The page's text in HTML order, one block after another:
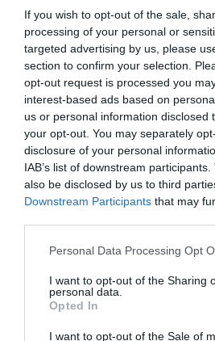
If you wish to opt-out of the sale,
processing of your personal or
targeted advertising by us, please
section to confirm your selection.
opt-out request is processed you
interest-based ads based on
us or personal information disclosed
your opt-out. You may separately
disclosure of your personal
IAB’s list of downstream
also be disclosed by us to third
Downstream Participants that may
Personal Data Processing Opt
I want to opt-out of the Sharing
personal data.
Opted In
I want to opt-out of the Sale of
MG ZS Hybrid+
HOZZÁADVA:
TESZTVEZETÉS KÉRÉS